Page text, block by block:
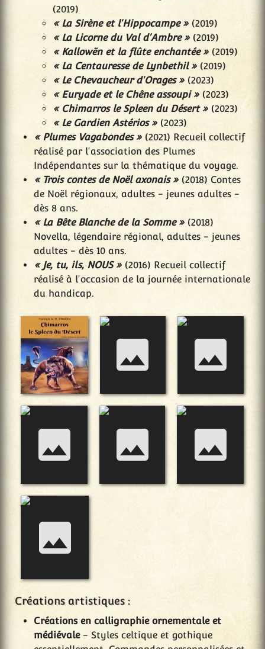
(2019)
« La Sirène et l'Hippocampe » (2019)
« La Licorne du Val d'Ambre » (2019)
« Kallowën et la flûte enchantée » (2019)
« La Centauresse de Lynbethil » (2019)
« Le Chevaucheur d'Orages » (2023)
« Euryade et le Chêne assoupi » (2023)
« Chimarros le Spleen du Désert » (2023)
« Le Gardien Astérios » (2023)
« Plumes Vagabondes » (2021) Recueil collectif
réalisé par l'association des Plumes
Indépendantes sur la thématique du voyage.
« Trois contes de Noël axonais » (2018) Contes
de Noël régionaux, adultes - jeunes adultes -
dès 8 ans.
« La Bête Blanche de la Somme » (2018)
Novella, légendaire régional, adultes - jeunes
adultes - dès 10 ans.
« Je, tu, ils, NOUS » (2016) Recueil collectif
réalisé à l'occasion de la journée internationale
du handicap.
Créations artistiques :
Créations en calligraphie ornementale et
médiévale- Styles celtique et gothique